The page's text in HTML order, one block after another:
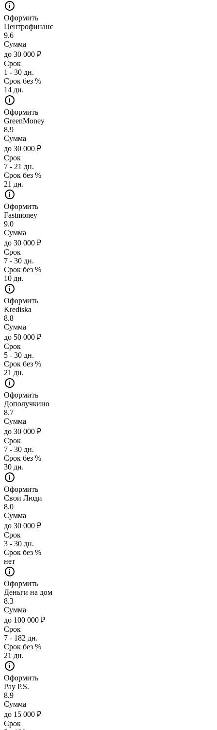
Оформить
Центрофинанс
9.6
Сумма
до 30 000 ₽
Срок
1 - 30 дн.
Срок без %
14 дн.
Оформить
GreenMoney
8.9
Сумма
до 30 000 ₽
Срок
7 - 21 дн.
Срок без %
21 дн.
Оформить
Fastmoney
9.0
Сумма
до 30 000 ₽
Срок
7 - 30 дн.
Срок без %
10 дн.
Оформить
Krediska
8.8
Сумма
до 50 000 ₽
Срок
5 - 30 дн.
Срок без %
21 дн.
Оформить
Дополучкино
8.7
Сумма
до 30 000 ₽
Срок
7 - 30 дн.
Срок без %
30 дн.
Оформить
Свои Люди
8.0
Сумма
до 30 000 ₽
Срок
3 - 30 дн.
Срок без %
нет
Оформить
Деньги на дом
8.3
Сумма
до 100 000 ₽
Срок
7 - 182 дн.
Срок без %
21 дн.
Оформить
Pay P.S.
8.9
Сумма
до 15 000 ₽
Срок